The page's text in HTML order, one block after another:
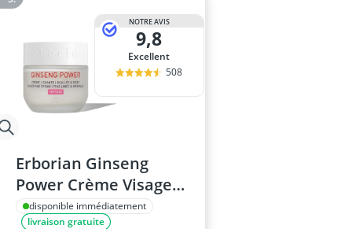
NOTRE AVIS
9,8
Excellent
508
Erborian Ginseng
Power Crème Visage
50 ml
disponible immédiatement
livraison gratuite